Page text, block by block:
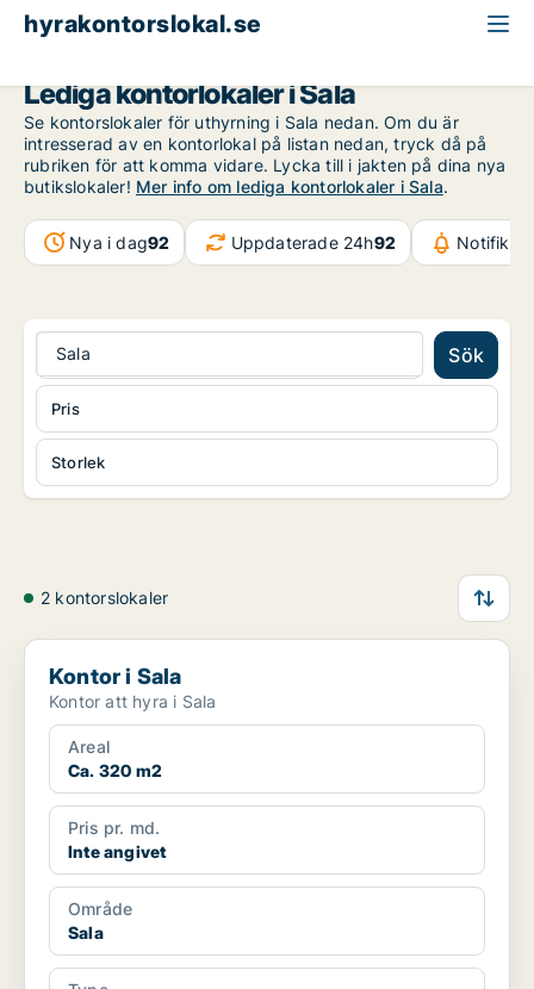
hyrakontorslokal.se
Lediga kontorlokaler i Sala
Se kontorslokaler för uthyrning i Sala nedan. Om du är
intresserad av en kontorlokal på listan nedan, tryck då på
rubriken för att komma vidare. Lycka till i jakten på dina nya
butikslokaler! Mer info om lediga kontorlokaler i Sala.
Nya i dag92 Uppdaterade 24h92
Sala Sök
Storlek
Pris
2 kontorslokaler
Kontor i Sala
Kontor i Sala
Kontor att hyra i Sala
Areal
Ca. 320 m2
Pris pr. md.
Inte angivet
Område
Sala